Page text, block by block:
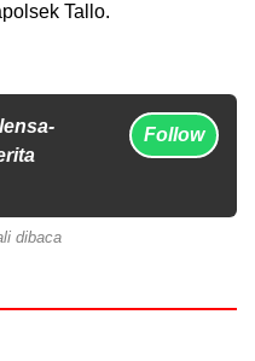
Tallo.
Follow
dibaca